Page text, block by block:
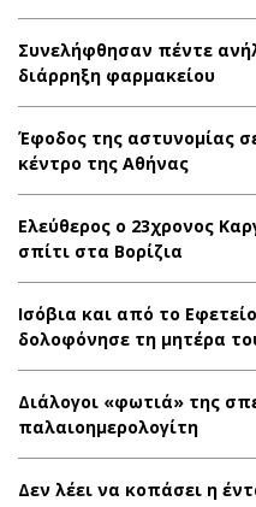
Συνελήφθησαν πέντε
διάρρηξη φαρμακείου
Έφοδος της αστυνομίας
κέντρο της Αθήνας
Ελεύθερος ο 23χρονος
σπίτι στα Βορίζια
Ισόβια και από το
δολοφόνησε τη μητέρα
Διάλογοι «φωτιά» της
παλαιοημερολογίτη
Δεν λέει να κοπάσει η